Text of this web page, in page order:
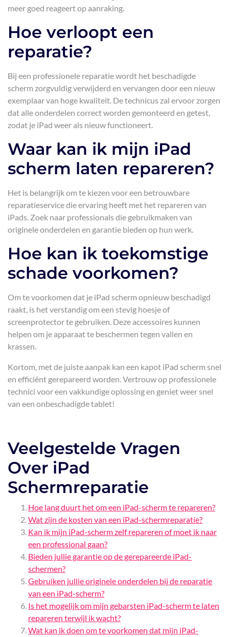
meer goed reageert op aanraking.
Hoe verloopt een
reparatie?
Bij een professionele reparatie wordt het beschadigde
scherm zorgvuldig verwijderd en vervangen door een nieuw
exemplaar van hoge kwaliteit. De technicus zal ervoor zorgen
dat alle onderdelen correct worden gemonteerd en getest,
zodat je iPad weer als nieuw functioneert.
Waar kan ik mijn iPad
scherm laten repareren?
Het is belangrijk om te kiezen voor een betrouwbare
reparatieservice die ervaring heeft met het repareren van
iPads. Zoek naar professionals die gebruikmaken van
originele onderdelen en garantie bieden op hun werk.
Hoe kan ik toekomstige
schade voorkomen?
Om te voorkomen dat je iPad scherm opnieuw beschadigd
raakt, is het verstandig om een stevig hoesje of
screenprotector te gebruiken. Deze accessoires kunnen
helpen om je apparaat te beschermen tegen vallen en
krassen.
Kortom, met de juiste aanpak kan een kapot iPad scherm snel
en efficiënt gerepareerd worden. Vertrouw op professionele
technici voor een vakkundige oplossing en geniet weer snel
van een onbeschadigde tablet!
Veelgestelde Vragen
Over iPad
Schermreparatie
Hoe lang duurt het om een iPad-scherm te repareren?
Wat zijn de kosten van een iPad-schermreparatie?
Kan ik mijn iPad-scherm zelf repareren of moet ik naar
een professional gaan?
Bieden jullie garantie op de gerepareerde iPad-
schermen?
Gebruiken jullie originele onderdelen bij de reparatie
van een iPad-scherm?
Is het mogelijk om mijn gebarsten iPad-scherm te laten
repareren terwijl ik wacht?
Wat kan ik doen om te voorkomen dat mijn iPad-